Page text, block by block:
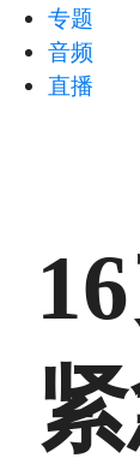
专题
音频
直播